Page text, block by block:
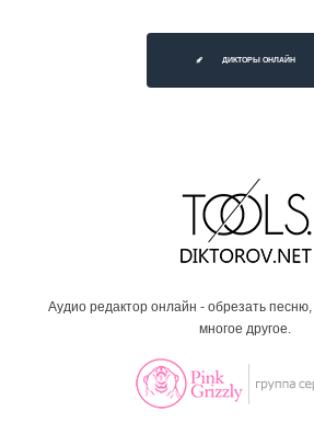
ДИКТОРЫ ОНЛАЙН
Аудио редактор онлайн - обрезать песню,
многое другое.